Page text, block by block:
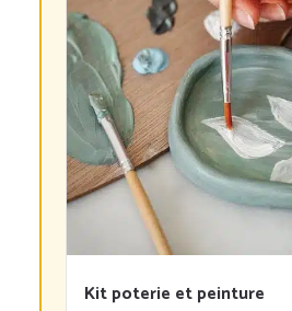
Kit poterie et peinture